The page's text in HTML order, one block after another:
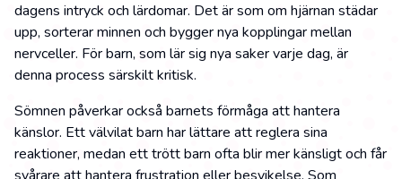
dagens intryck och lärdomar. Det är som om hjärnan städar
upp, sorterar minnen och bygger nya kopplingar mellan
nervceller. För barn, som lär sig nya saker varje dag, är
denna process särskilt kritisk.
Sömnen påverkar också barnets förmåga att hantera
känslor. Ett välvilat barn har lättare att reglera sina
reaktioner, medan ett trött barn ofta blir mer känsligt och får